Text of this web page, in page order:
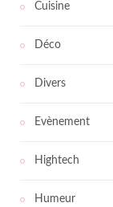
Cuisine
Déco
Divers
Evènement
Hightech
Humeur